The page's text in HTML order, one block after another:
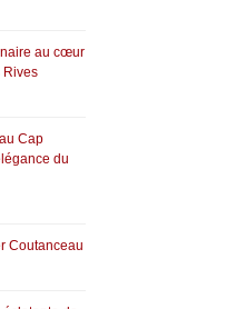
au cœur
Rives
Cap
du
Coutanceau